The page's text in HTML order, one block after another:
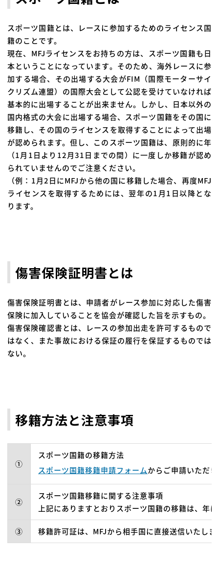
スポーツ国籍とは、レースに参加するためのライセンス国
籍のことです。
現在、MFJライセンスをお持ちの方は、スポーツ国籍も日
本ということになっています。そのため、海外レースに参
加する場合、その出場する大会がFIM（国際モーターサイ
クリズム連盟）の国際大会として公認を受けていなければ
基本的に出場することが出来ません。しかし、日本以外の
国内格式の大会に出場する場合、スポーツ国籍をその国に
移籍し、その国のライセンスを取得することによって出場
が認められます。但し、このスポーツ国籍は、原則的に年
（1月1日より12月31日までの間）に一度しか移籍が認め
られていませんのでご注意ください。
（例：1月2日にMFJから他の国に移籍した場合、再度MFJ
ライセンスを取得するためには、翌年の1月1日以降とな
ります。
傷害保険証明書とは
傷害保険証明書とは、申請者がレース参加に対応した傷害
保険に加入していることを協会が確認した旨を示すもの。
傷害保険確認書とは、レースの参加出走を許可するもので
はなく、また事故における保証の履行を保証するものでは
ない。
移籍方法と注意事項
①
スポーツ国籍の移籍方法
スポーツ国籍移籍申請フォームからご申請いただ
②
スポーツ国籍移籍に関する注意事項
上記にありますとおりスポーツ国籍の移籍は、年
③ 移籍許可証は、MFJから相手国に直接送信いたし